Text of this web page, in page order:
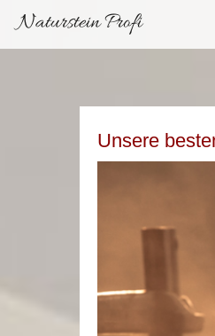
Naturstein Profi
Unsere